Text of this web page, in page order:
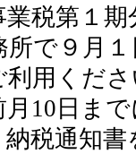
税第１期
所で９月
用くだ
月10日ま
納税通知